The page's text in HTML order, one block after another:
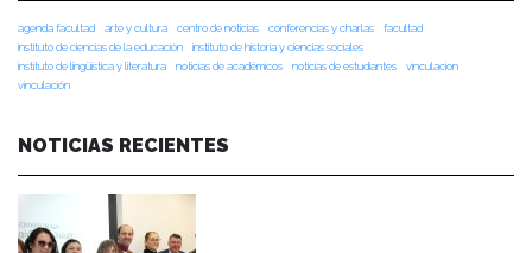
agenda facultad arte y cultura centro de noticias conferencias y charlas
facultad
instituto de ciencias de la educación
instituto de historia y ciencias sociales
instituto de lingüística y literatura
noticias de académicos noticias de estudiantes
vinculacion
vinculación
NOTICIAS RECIENTES